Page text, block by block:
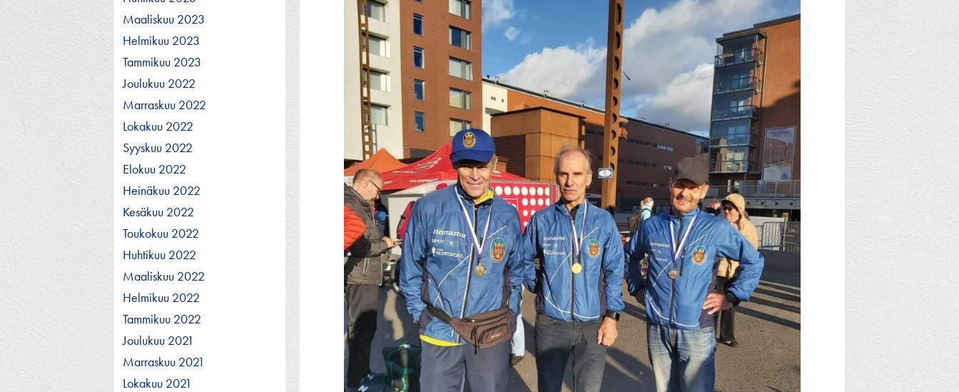
Maaliskuu 2023
Helmikuu 2023
Tammikuu 2023
Joulukuu 2022
Marraskuu 2022
Lokakuu 2022
Syyskuu 2022
Elokuu 2022
Heinäkuu 2022
Kesäkuu 2022
Toukokuu 2022
Huhtikuu 2022
Maaliskuu 2022
Helmikuu 2022
Tammikuu 2022
Joulukuu 2021
Marraskuu 2021
Lokakuu 2021